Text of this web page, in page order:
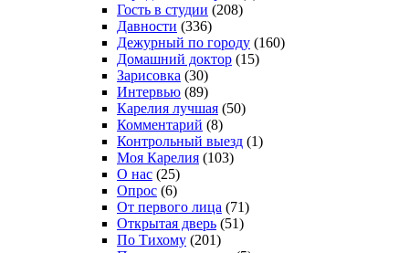
Гость в студии (208)
Давности (336)
Дежурный по городу (160)
Домашний доктор (15)
Зарисовка (30)
Интервью (89)
Карелия лучшая (50)
Комментарий (8)
Контрольный выезд (1)
Моя Карелия (103)
О нас (25)
Опрос (6)
От первого лица (71)
Открытая дверь (51)
По Тихому (201)